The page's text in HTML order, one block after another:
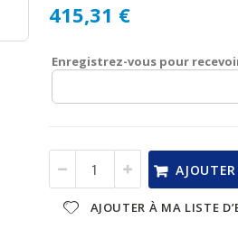
415,31 €
Enregistrez-vous pour
AJOUTER À MA LISTE